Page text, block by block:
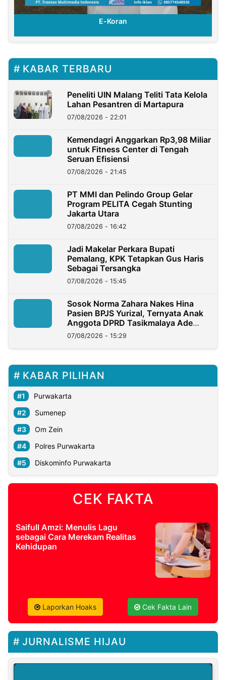
E-Koran
KABAR TERBARU
Peneliti UIN Malang Teliti Tata Kelola
Lahan Pesantren di Martapura
07/08/2026 - 22:01
Kemendagri Anggarkan Rp3,98 Miliar
untuk Fitness Center di Tengah
Seruan Efisiensi
07/08/2026 - 21:45
PT MMI dan Pelindo Group Gelar
Program PELITA Cegah Stunting
Jakarta Utara
07/08/2026 - 16:42
Jadi Makelar Perkara Bupati
Pemalang, KPK Tetapkan Gus Haris
Sebagai Tersangka
07/08/2026 - 15:45
Sosok Norma Zahara Nakes Hina
Pasien BPJS Yurizal, Ternyata Anak
Anggota DPRD Tasikmalaya Ade
Lukman
07/08/2026 - 15:29
KABAR PILIHAN
Purwakarta
Sumenep
Om Zein
Polres Purwakarta
Diskominfo Purwakarta
CEK FAKTA
Saifull Amzi: Menulis Lagu
sebagai Cara Merekam Realitas
Kehidupan
Laporkan Hoaks Cek Fakta Lain
JURNALISME HIJAU